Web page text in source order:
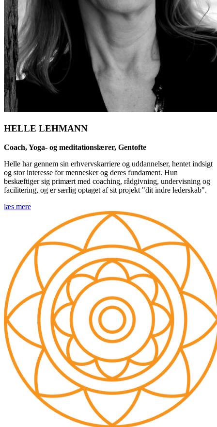
HELLE LEHMANN
Coach, Yoga- og meditationslærer, Gentofte
Helle har gennem sin erhvervskarriere og uddannelser, hentet indsigt
og stor interesse for mennesker og deres fundament. Hun
beskæftiger sig primært med coaching, rådgivning, undervisning og
facilitering, og er særlig optaget af sit projekt "dit indre lederskab".
læs mere